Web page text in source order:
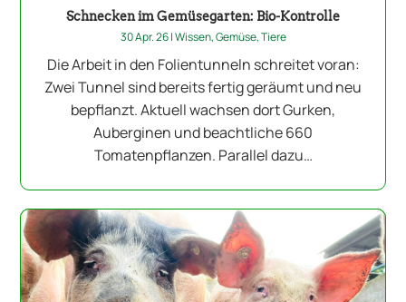
Schnecken im Gemüsegarten: Bio-Kontrolle
30 Apr. 26|Wissen,Gemüse,Tiere
Die Arbeit in den Folientunneln schreitet voran:
Zwei Tunnel sind bereits fertig geräumt und neu
bepflanzt. Aktuell wachsen dort Gurken,
Auberginen und beachtliche 660
Tomatenpflanzen. Parallel dazu…